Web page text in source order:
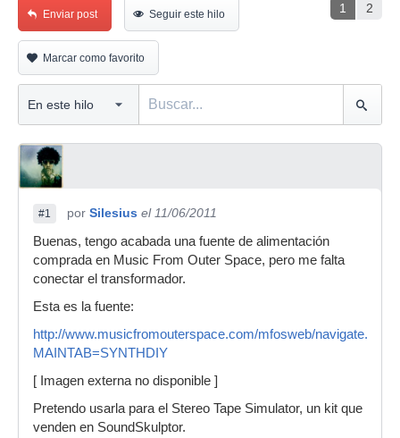
1 2
Enviar post Seguir este hilo
Marcar como favorito
#1 por Silesius el 11/06/2011
Buenas, tengo acabada una fuente de alimentación
comprada en Music From Outer Space, pero me falta
conectar el transformador.
Esta es la fuente:
http://www.musicfromouterspace.com/mfosweb/
MAINTAB=SYNTHDIY
[ Imagen externa no disponible ]
Pretendo usarla para el Stereo Tape Simulator, un kit que
venden en SoundSkulptor.